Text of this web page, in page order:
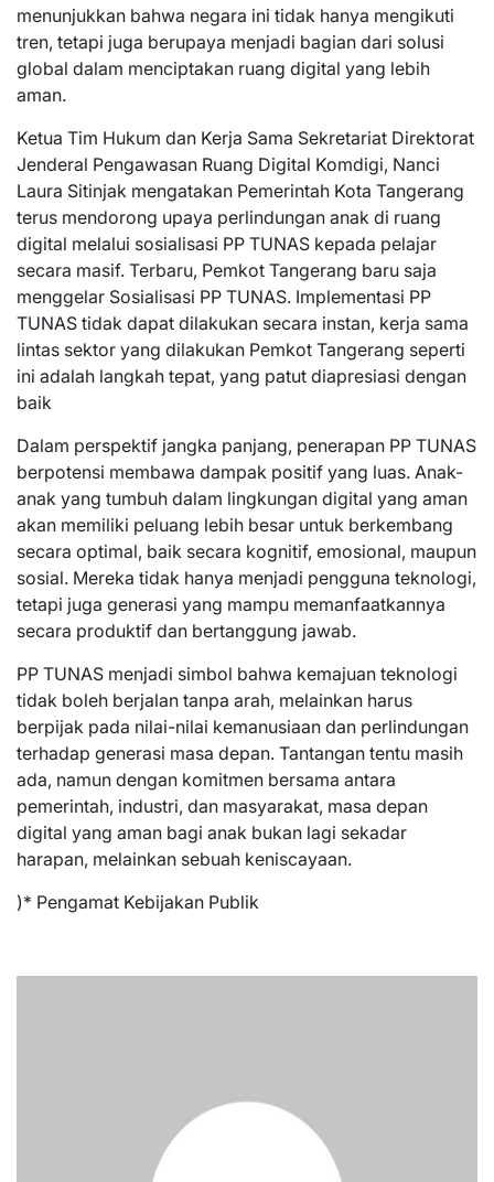
menunjukkan bahwa negara ini tidak hanya mengikuti
tren, tetapi juga berupaya menjadi bagian dari solusi
global dalam menciptakan ruang digital yang lebih
aman.
Ketua Tim Hukum dan Kerja Sama Sekretariat Direktorat
Jenderal Pengawasan Ruang Digital Komdigi, Nanci
Laura Sitinjak mengatakan Pemerintah Kota Tangerang
terus mendorong upaya perlindungan anak di ruang
digital melalui sosialisasi PP TUNAS kepada pelajar
secara masif. Terbaru, Pemkot Tangerang baru saja
menggelar Sosialisasi PP TUNAS. Implementasi PP
TUNAS tidak dapat dilakukan secara instan, kerja sama
lintas sektor yang dilakukan Pemkot Tangerang seperti
ini adalah langkah tepat, yang patut diapresiasi dengan
baik
Dalam perspektif jangka panjang, penerapan PP TUNAS
berpotensi membawa dampak positif yang luas. Anak-
anak yang tumbuh dalam lingkungan digital yang aman
akan memiliki peluang lebih besar untuk berkembang
secara optimal, baik secara kognitif, emosional, maupun
sosial. Mereka tidak hanya menjadi pengguna teknologi,
tetapi juga generasi yang mampu memanfaatkannya
secara produktif dan bertanggung jawab.
PP TUNAS menjadi simbol bahwa kemajuan teknologi
tidak boleh berjalan tanpa arah, melainkan harus
berpijak pada nilai-nilai kemanusiaan dan perlindungan
terhadap generasi masa depan. Tantangan tentu masih
ada, namun dengan komitmen bersama antara
pemerintah, industri, dan masyarakat, masa depan
digital yang aman bagi anak bukan lagi sekadar
harapan, melainkan sebuah keniscayaan.
)* Pengamat Kebijakan Publik